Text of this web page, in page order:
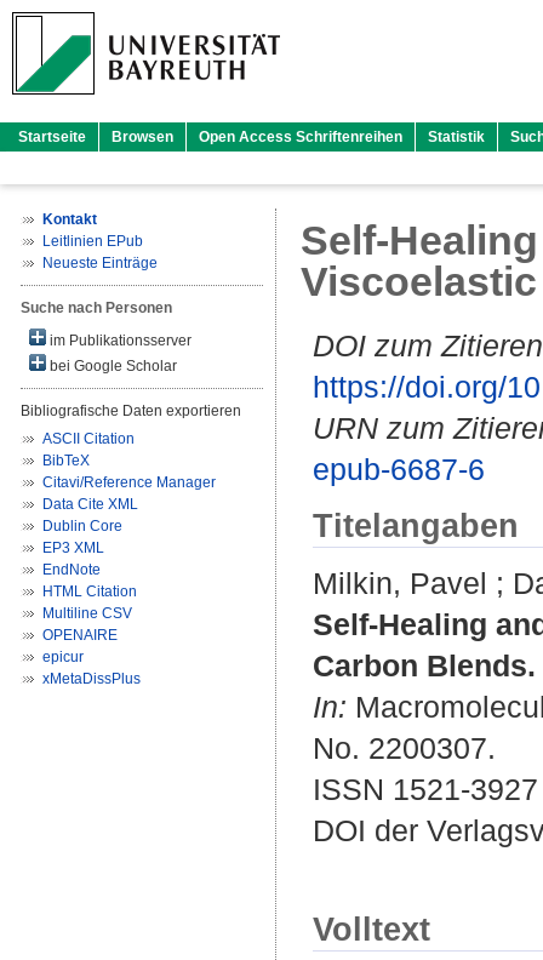
Startseite Browsen Open Access Schriftenreihen Statistik
Kontakt
Leitlinien EPub
Neueste Einträge
Suche nach Personen
im Publikationsserver
bei Google Scholar
Bibliografische Daten exportieren
ASCII Citation
BibTeX
Citavi/Reference Manager
Data Cite XML
Dublin Core
EP3 XML
EndNote
HTML Citation
Multiline CSV
OPENAIRE
epicur
xMetaDissPlus
Self-
DOI zum
https://doi.org/
URN zum
epub-6687-6
Titelangaben
Milkin, Pavel ;
Self-Healing
Carbon Blends.
In:
No. 2200307.
ISSN 1521-3927
DOI der
Volltext